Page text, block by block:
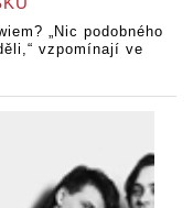
„Nic podobného
vzpomínají ve